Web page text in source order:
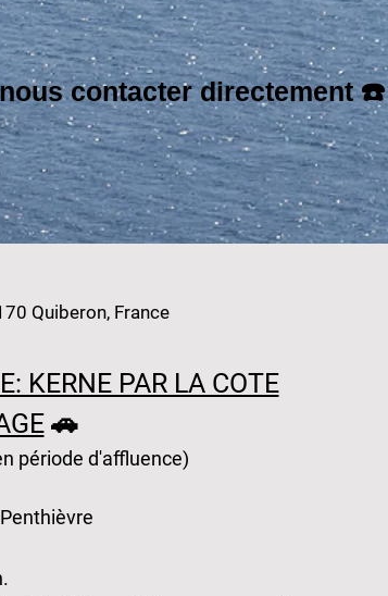
contacter directement
Quiberon, France
KERNE PAR LA COTE
🚗
période d'affluence)